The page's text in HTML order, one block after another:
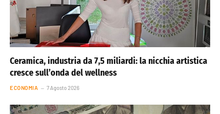
Ceramica, industria da 7,5 miliardi: la nicchia artistica
cresce sull’onda del wellness
ECONOMIA 7 Agosto 2026